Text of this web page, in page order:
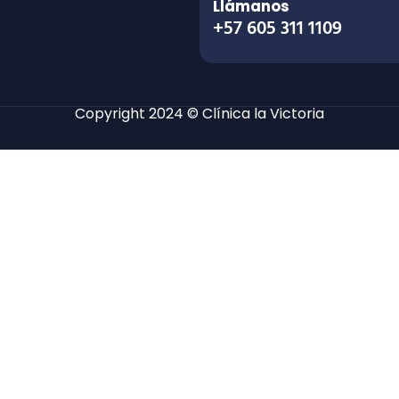
Llámanos
+57 605 311 1109
Copyright 2024 © Clínica la Victoria